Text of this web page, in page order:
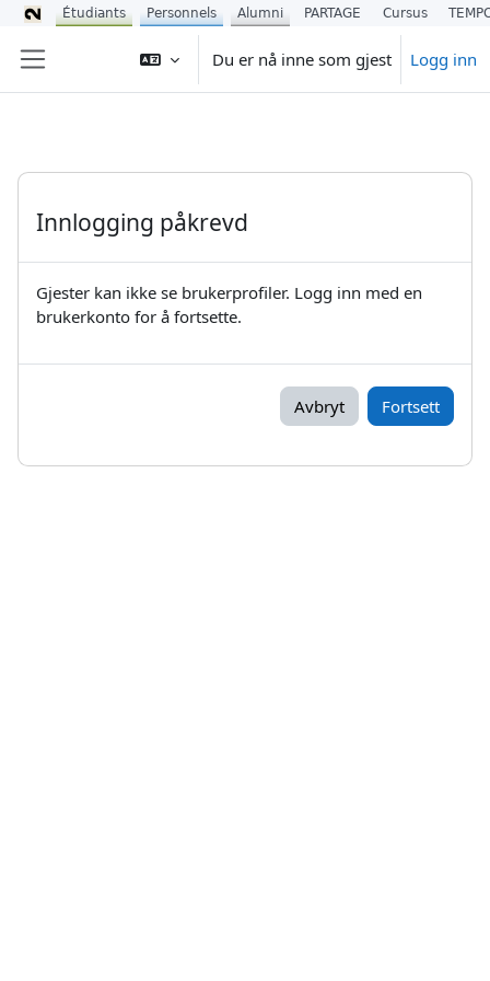
Du er nå inne som gjest Logg inn
Innlogging påkrevd
Gjester kan ikke se brukerprofiler. Logg inn med en
brukerkonto for å fortsette.
Avbryt Fortsett
Étudiants Personnels Alumni PARTAGE Cursus